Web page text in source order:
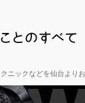
ニックなどを仙台よりお